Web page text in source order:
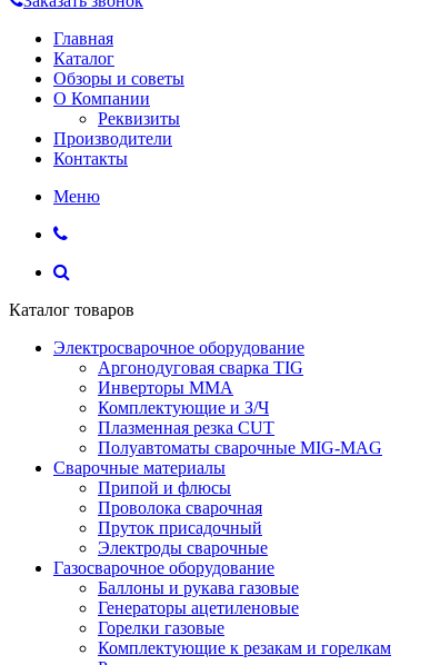
Главная
Каталог
Обзоры и советы
О Компании
Реквизиты
Производители
Контакты
Меню
Каталог товаров
Электросварочное оборудование
Аргонодуговая сварка TIG
Инверторы ММА
Комплектующие и З/Ч
Плазменная резка CUT
Полуавтоматы сварочные MIG-MAG
Сварочные материалы
Припой и флюсы
Проволока сварочная
Пруток присадочный
Электроды сварочные
Газосварочное оборудование
Баллоны и рукава газовые
Генераторы ацетиленовые
Горелки газовые
Комплектующие к резакам и горелкам